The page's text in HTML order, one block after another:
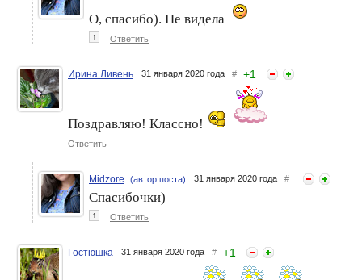
О, спасибо). Не видела
↑ Ответить
Ирина Ливень 31 января 2020 года # +1
Поздравляю! Классно!
Ответить
Midzore (автор поста) 31 января 2020 года #
Спасибочки)
↑ Ответить
Гостюшка 31 января 2020 года # +1